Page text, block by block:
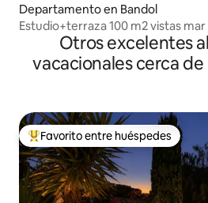
Departamento en Bandol
Estudio+terraza 100 m2 vistas mar
Otros excelentes
vacacionales cerca
De los mejores en Favorito entre
Favorito entre huéspedes